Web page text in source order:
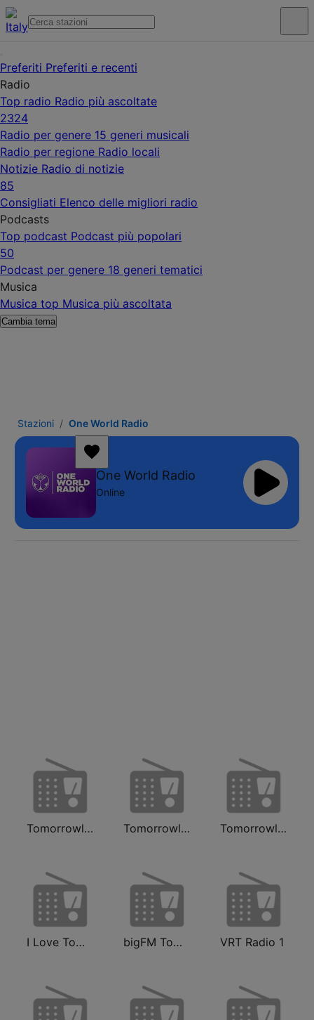
Preferiti Preferiti e recenti
Radio
Top radio Radio più ascoltate
2324
Radio per genere 15 generi musicali
Radio per regione Radio locali
Notizie Radio di notizie
85
Consigliati Elenco delle migliori radio
Podcasts
Top podcast Podcast più popolari
50
Podcast per genere 18 generi tematici
Musica
Musica top Musica più ascoltata
Cambia tema
Stazioni One World Radio
One World Radio
Online
Tomorrowland Live Tomorrowland One World Radio UK Tomorrowland Anthems
I Love Tomorrowland One World Radio bigFM Tomorrowland One World Radio VRT Radio 1